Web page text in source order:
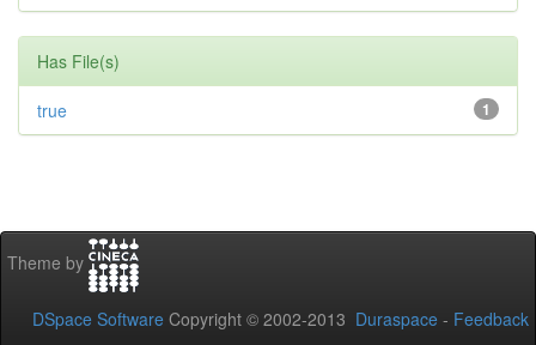
Has File(s)
1
true
Theme by
DSpace Software Copyright © 2002-2013 Duraspace - Feedback